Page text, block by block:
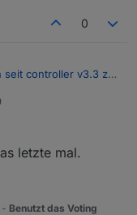
0
seit controller v3.3 zu
Adapter
warum auch
Abklärung.
letzte mal.
- Benutzt das Voting